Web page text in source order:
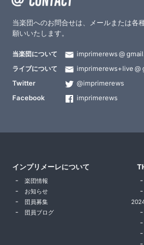
当楽団へのお問合せは、メールまたは各
願いいたします。
当楽団について imprimerews
ライブについて
imprimerews+live
Twitter
@imprimerews
Facebook
imprimerews
インプリメーレについて
楽団情報
お知らせ
団員募集
団員ブログ